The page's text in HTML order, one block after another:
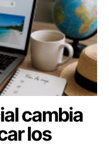
cambia
los